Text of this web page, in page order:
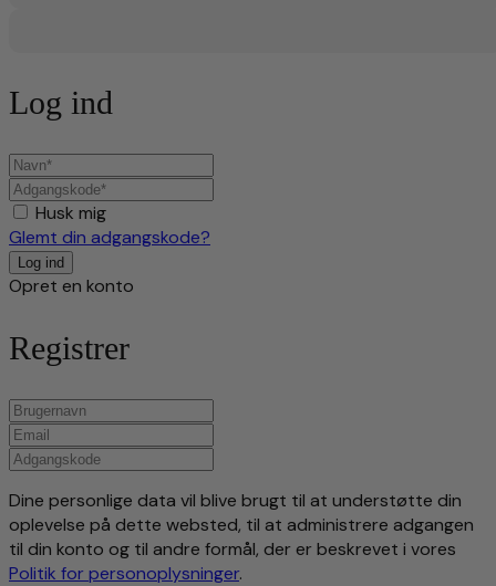
Log ind
Husk mig
Glemt din adgangskode?
Opret en konto
Registrer
Dine personlige data vil blive brugt til at understøtte din
oplevelse på dette websted, til at administrere adgangen
til din konto og til andre formål, der er beskrevet i vores
Politik for personoplysninger.